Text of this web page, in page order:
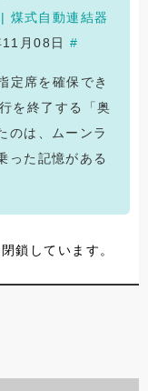
煤式自動連結器
11月08日#
定席を確保でき
を終了する「奥
のは、ムーンラ
った記憶がある
鎖しています。